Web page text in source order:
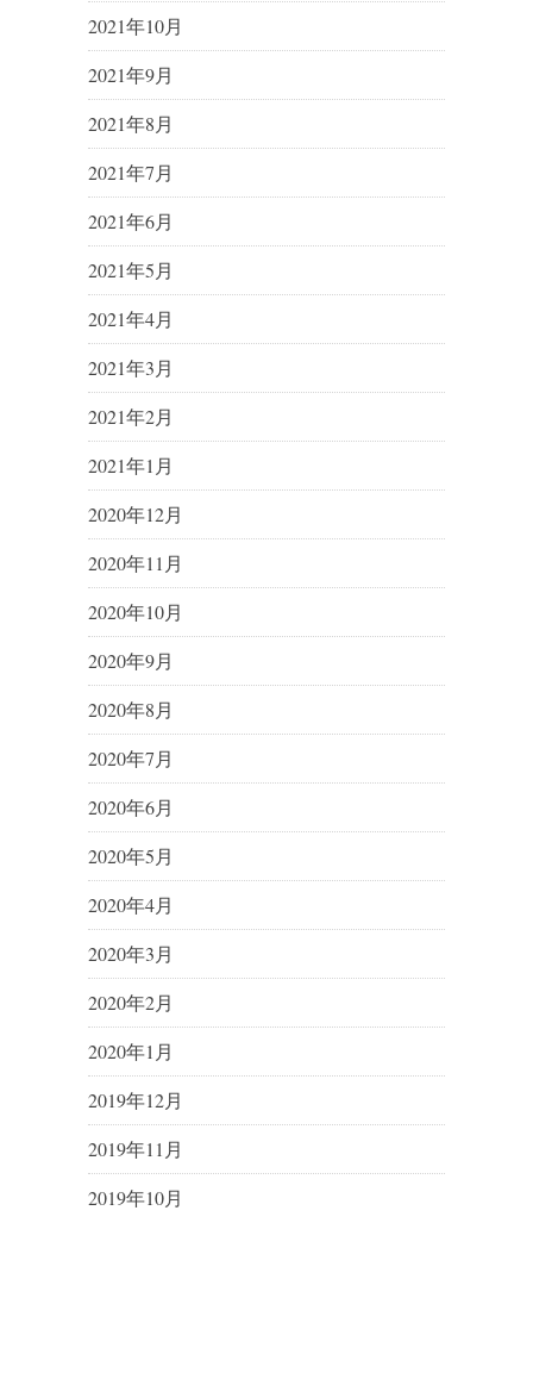
2021年10月
2021年9月
2021年8月
2021年7月
2021年6月
2021年5月
2021年4月
2021年3月
2021年2月
2021年1月
2020年12月
2020年11月
2020年10月
2020年9月
2020年8月
2020年7月
2020年6月
2020年5月
2020年4月
2020年3月
2020年2月
2020年1月
2019年12月
2019年11月
2019年10月